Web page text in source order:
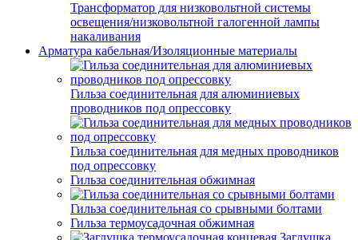
Трансформатор для низковольтной системы
освещения/низковольтной галогенной лампы
накаливания
Арматура кабельная/Изоляционные материалы
Гильза соединительная для алюминиевых
проводников под опрессовку
Гильза соединительная для медных проводников
под опрессовку
Гильза соединительная обжимная
Гильза соединительная со срывными болтами
Гильза термоусадочная обжимная
Заглушка